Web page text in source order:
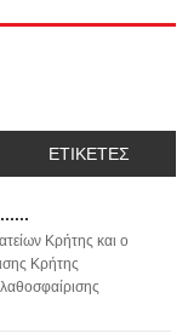
ΕΤΙΚΕΤΕΣ
Κρήτης και ο
Κρήτης